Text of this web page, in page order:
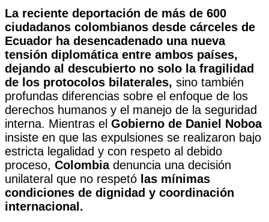
La reciente deportación de más de 600
ciudadanos colombianos desde cárceles de
Ecuador ha desencadenado una nueva
tensión diplomática entre ambos países,
dejando al descubierto no solo la fragilidad
de los protocolos bilaterales, sino también
profundas diferencias sobre el enfoque de los
derechos humanos y el manejo de la seguridad
interna. Mientras el Gobierno de Daniel Noboa
insiste en que las expulsiones se realizaron bajo
estricta legalidad y con respeto al debido
proceso, Colombiadenuncia una decisión
unilateral que no respetó las mínimas
condiciones de dignidad y coordinación
internacional.